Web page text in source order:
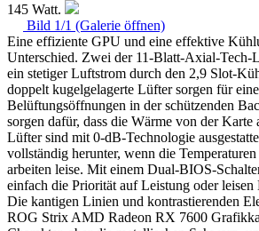
145 Watt.
Bild 1/1 (Galerie öffnen)
Eine effiziente GPU und eine effektive
Unterschied. Zwei der 11-Blatt-Axial-Tech-
ein stetiger Luftstrom durch den 2,9 Slot-
doppelt kugelgelagerte Lüfter sorgen für
Belüftungsöffnungen in der schützenden
sorgen dafür, dass die Wärme von der
Lüfter sind mit 0-dB-Technologie
vollständig herunter, wenn die Temperaturen
arbeiten leise. Mit einem Dual-BIOS-
einfach die Priorität auf Leistung oder leisen
Die kantigen Linien und kontrastierenden
ROG Strix AMD Radeon RX 7600